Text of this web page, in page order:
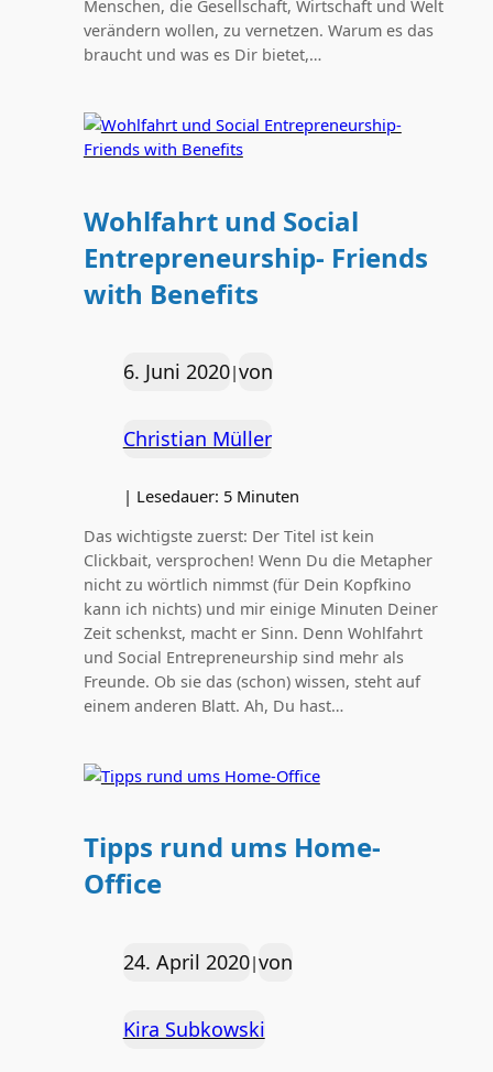
Menschen, die Gesellschaft, Wirtschaft und Welt
verändern wollen, zu vernetzen. Warum es das
braucht und was es Dir bietet,…
Wohlfahrt und Social
Entrepreneurship- Friends
with Benefits
6. Juni 2020|von
Christian Müller
| Lesedauer: 5 Minuten
Das wichtigste zuerst: Der Titel ist kein
Clickbait, versprochen! Wenn Du die Metapher
nicht zu wörtlich nimmst (für Dein Kopfkino
kann ich nichts) und mir einige Minuten Deiner
Zeit schenkst, macht er Sinn. Denn Wohlfahrt
und Social Entrepreneurship sind mehr als
Freunde. Ob sie das (schon) wissen, steht auf
einem anderen Blatt. Ah, Du hast…
Tipps rund ums Home-
Office
24. April 2020|von
Kira Subkowski